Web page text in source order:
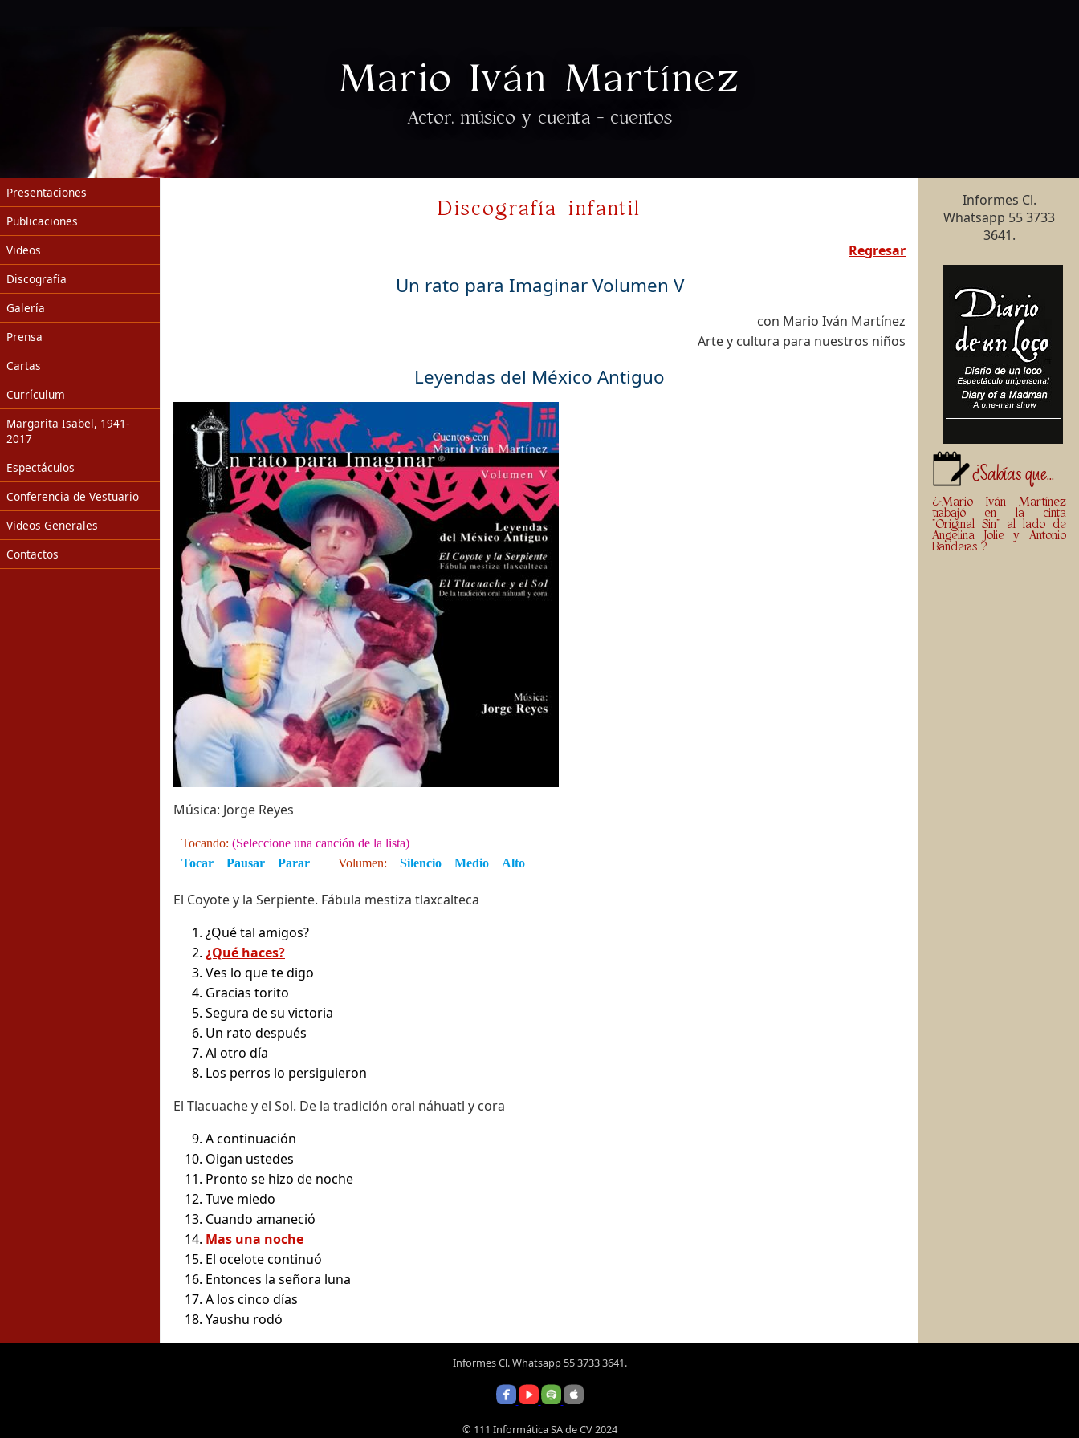
Mario Iván Martínez
Actor, músico y cuenta - cuentos
Presentaciones
Publicaciones
Videos
Discografía
Galería
Prensa
Cartas
Currículum
Margarita Isabel, 1941-
2017
Espectáculos
Conferencia de Vestuario
Videos Generales
Contactos
Discografía infantil
Regresar
Un rato para Imaginar Volumen V
con Mario Iván Martínez
Arte y cultura para nuestros niños
Leyendas del México Antiguo
Música: Jorge Reyes
Tocando: (Seleccione una canción de la lista)
Tocar
Pausar Parar | Volumen: Silencio Medio Alto
El Coyote y la Serpiente. Fábula mestiza tlaxcalteca
¿Qué tal amigos?
¿Qué haces?
Ves lo que te digo
Gracias torito
Segura de su victoria
Un rato después
Al otro día
Los perros lo persiguieron
El Tlacuache y el Sol. De la tradición oral náhuatl y cora
A continuación
Oigan ustedes
Pronto se hizo de noche
Tuve miedo
Cuando amaneció
Mas una noche
El ocelote continuó
Entonces la señora luna
A los cinco días
Yaushu rodó
Informes Cl.
Whatsapp 55 3733
3641.
¿Sabías que...
¿>Mario Iván Martínez
trabajó en la cinta
"Original Sin" al lado de
Angelina Jolie y Antonio
Banderas ?
Informes Cl. Whatsapp 55 3733 3641.
© 111 Informática SA de CV 2024